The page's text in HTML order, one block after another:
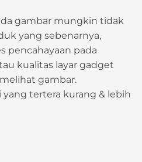
gambar mungkin tidak
yang sebenarnya,
pencahayaan pada
kualitas layar gadget
gambar.
yang tertera kurang & lebih